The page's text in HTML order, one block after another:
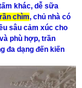
khác, dễ sữa
chìm, chủ nhà có
sâu cảm xúc cho
phù hợp, trần
đa dạng đến kiến